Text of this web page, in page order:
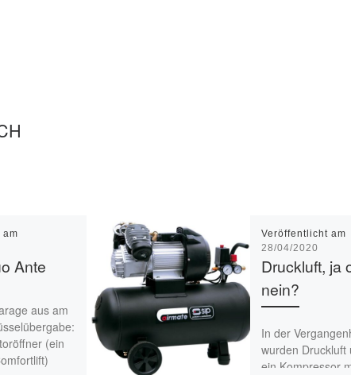
am
Ante
aus am
(ein
Veröffentlicht am
28/04/2020
Druckluft, ja
nein?
In der
wurden Druckluft
ein Kompressor